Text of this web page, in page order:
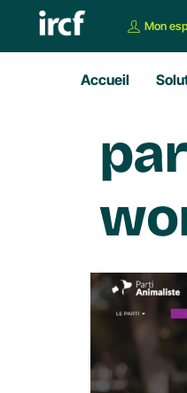
Mon
Accueil